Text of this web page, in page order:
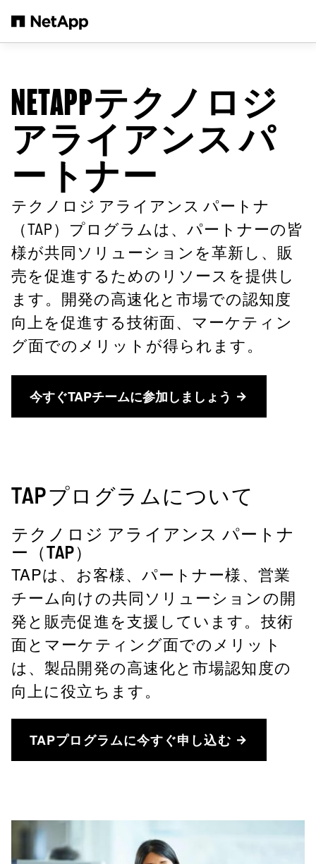
NETAPPテクノロジ
アライアンス パ
ートナー
テクノロジ アライアンス パートナ
（TAP）プログラムは、パートナーの皆
様が共同ソリューションを革新し、販
売を促進するためのリソースを提供し
ます。開発の高速化と市場での認知度
向上を促進する技術面、マーケティン
グ面でのメリットが得られます。
今すぐTAPチームに参加しましょう
TAPプログラムについて
テクノロジ アライアンス パートナ
ー（TAP）
TAPは、お客様、パートナー様、営業
チーム向けの共同ソリューションの開
発と販売促進を支援しています。技術
面とマーケティング面でのメリット
は、製品開発の高速化と市場認知度の
向上に役立ちます。
TAPプログラムに今すぐ申し込む